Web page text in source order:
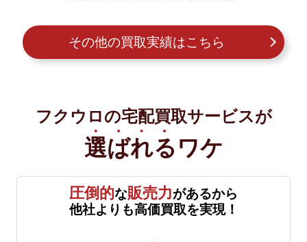
その他の買取実績はこちら
フクウロの宅配買取サービスが
選ばれる ワケ
圧倒的な販売力があるから
他社よりも高価買取を実現！